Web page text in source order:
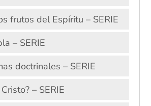
frutos del Espíritu – SERIE
– SERIE
doctrinales – SERIE
– SERIE